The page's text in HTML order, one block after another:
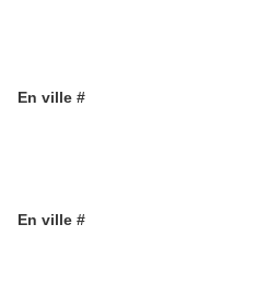
En ville #
En ville #